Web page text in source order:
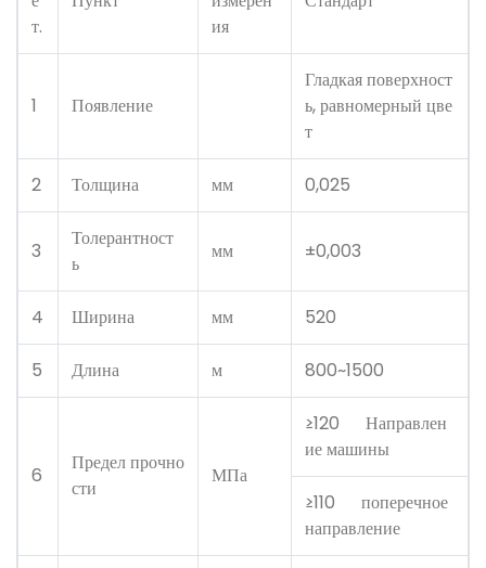
т.
ия
1 Появление
Гладкая поверхност
ь, равномерный цве
т
2 Толщина мм 0,025
3
Толерантност
ь
мм ±0,003
4 Ширина мм 520
5 Длина м 800~1500
6
Предел прочно
сти
МПа
≥120 Направлен
ие машины
≥110 поперечное
направление